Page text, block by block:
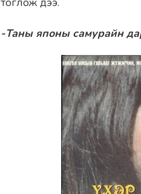
-Таны японы самурайн